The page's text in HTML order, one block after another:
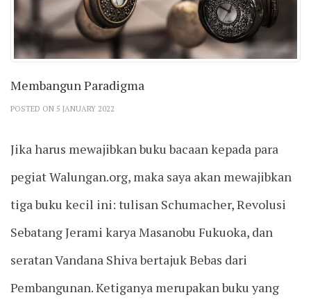
Membangun Paradigma
POSTED ON 5 JANUARY 2022
Jika harus mewajibkan buku bacaan kepada para
pegiat Walungan.org, maka saya akan mewajibkan
tiga buku kecil ini: tulisan Schumacher, Revolusi
Sebatang Jerami karya Masanobu Fukuoka, dan
seratan Vandana Shiva bertajuk Bebas dari
Pembangunan. Ketiganya merupakan buku yang